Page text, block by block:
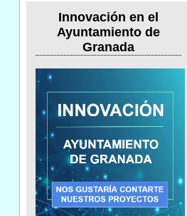
Innovación en el
Ayuntamiento de
Granada